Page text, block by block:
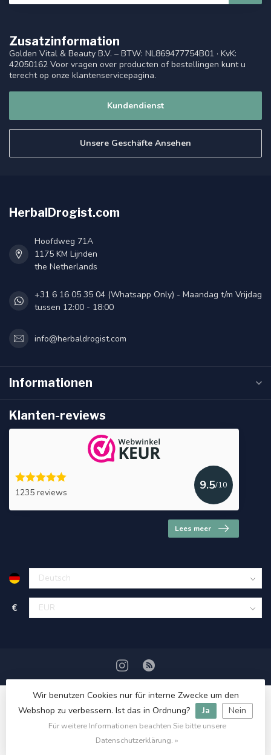
Zusatzinformation
Golden Vital & Beauty B.V. – BTW: NL869477754B01 · KvK:
42050162 Voor vragen over producten of bestellingen kunt u
terecht op onze klantenservicepagina.
Kundendienst
Unsere Geschäfte Ansehen
HerbalDrogist.com
Hoofdweg 71A
1175 KM Lijnden
the Netherlands
+31 6 16 05 35 04 (Whatsapp Only) - Maandag t/m Vrijdag
tussen 12:00 - 18:00
info@herbaldrogist.com
Informationen
Klanten-reviews
1235 reviews
9.5/10
Lees meer
€
© Copyright 2026 HerbalDrogist.com
Wir benutzen Cookies nur für interne Zwecke um den
Webshop zu verbessern. Ist das in Ordnung?
Ja Nein
Für weitere Informationen beachten Sie bitte unsere
Datenschutzerklärung. »